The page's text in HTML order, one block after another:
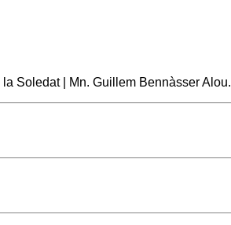
Soledat | Mn. Guillem Bennàsser Alou.